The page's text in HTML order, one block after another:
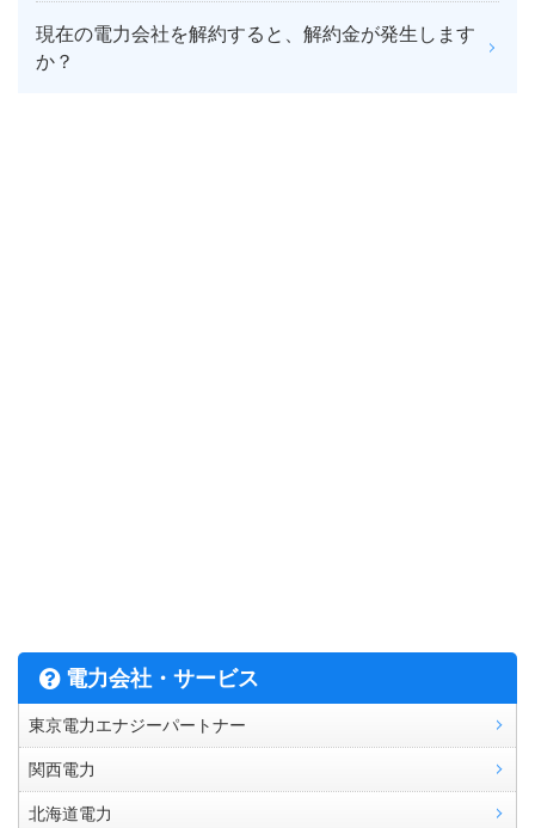
現在の電力会社を解約すると、解約金が発生します
か？
電力会社・サービス
東京電力エナジーパートナー
関西電力
北海道電力